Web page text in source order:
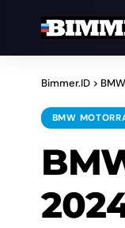
Bimmer.ID >
BMW